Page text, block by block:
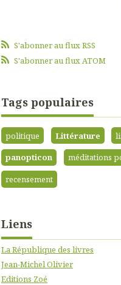
S'abonner au flux RSS
S'abonner au flux ATOM
Tags populaires
politique Littérature
panopticon
méditations
recensement
Liens
La République des livres
Jean-Michel Olivier
Editions Zoé